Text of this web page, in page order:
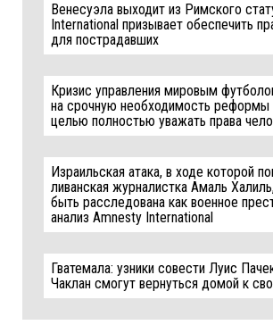
Венесуэла выходит из Римского
International призывает обеспечить
для пострадавших
Кризис управления мировым
на срочную необходимость
целью полностью уважать права
Израильская атака, в ходе которой
ливанская журналистка Амаль
быть расследована как военное
анализ Amnesty International
Гватемала: узники совести Луис
Чаклан смогут вернуться домой к